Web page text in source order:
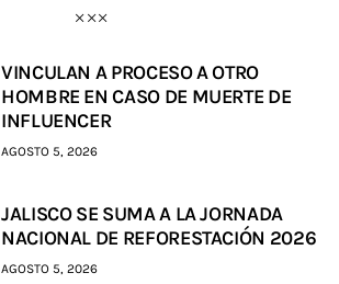
VINCULAN A PROCESO A OTRO
HOMBRE EN CASO DE MUERTE DE
INFLUENCER
AGOSTO 5, 2026
JALISCO SE SUMA A LA JORNADA
NACIONAL DE REFORESTACIÓN 2026
AGOSTO 5, 2026